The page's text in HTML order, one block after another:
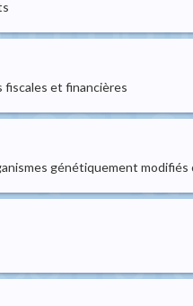
fiscales et financières
génétiquement